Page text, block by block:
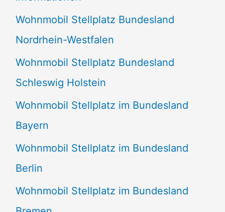
n
n
a
c
h
:
Wohnmobil Stellplatz Bundesland
Nordrhein-Westfalen
Wohnmobil Stellplatz Bundesland
Schleswig Holstein
Wohnmobil Stellplatz im Bundesland
Bayern
Wohnmobil Stellplatz im Bundesland
Berlin
Wohnmobil Stellplatz im Bundesland